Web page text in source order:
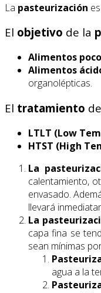
La pasteurización
El objetivo de la
Alimentos
Alimentos
organolépticas.
El tratamiento
LTLT (Low
HTST (High
La
calentamiento,
envasado.
llevará
La
capa fina se
sean mínimas
agua a la